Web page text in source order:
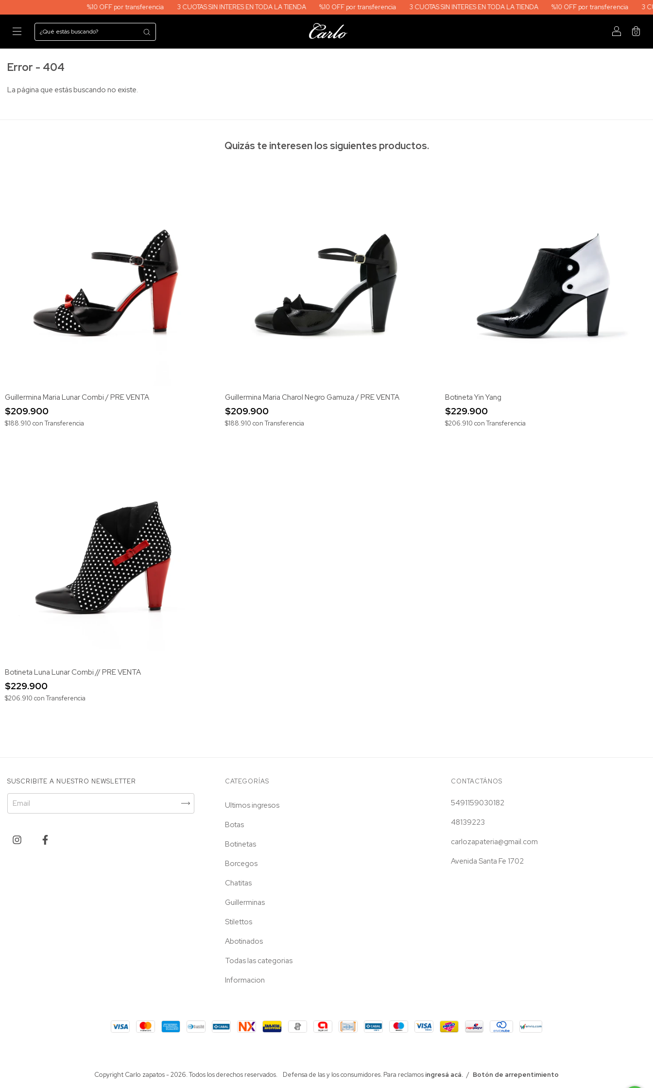
%10 OFF por transferencia 3 CUOTAS SIN INTERES EN TODA LA TIENDA %10 OFF por transferencia 3 CUOTAS SIN INTERES EN TODA LA TIENDA %10 OFF por transferencia 3 CUOTAS SIN
0
Error - 404
La página que estás buscando no existe.
Quizás te interesen los siguientes productos.
Guillermina Maria Lunar Combi / PRE VENTA
$209.900
$188.910 con Transferencia
Guillermina Maria Charol Negro Gamuza / PRE VENTA
$209.900
$188.910 con Transferencia
Botineta Yin Yang
$229.900
$206.910 con Transferencia
Botineta Luna Lunar Combi // PRE VENTA
$229.900
$206.910 con Transferencia
SUSCRIBITE A NUESTRO NEWSLETTER CATEGORÍAS
Ultimos ingresos
Botas
Botinetas
Borcegos
Chatitas
Guillerminas
Stilettos
Abotinados
Todas las categorias
Informacion
CONTACTÁNOS
5491159030182
48139223
carlozapateria@gmail.com
Avenida Santa Fe 1702
Copyright Carlo zapatos - 2026. Todos los derechos reservados. Defensa de las y los consumidores. Para reclamos ingresá acá. / Botón de arrepentimiento